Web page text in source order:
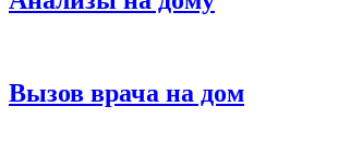
Вызов врача на дом